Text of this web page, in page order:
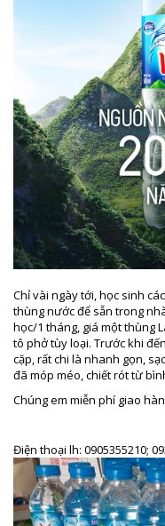
Chỉ vài ngày tới, học sinh
thùng nước để sẵn trong
học/1 tháng, giá một thùng
tô phở tùy loại. Trước khi
cặp, rất chi là nhanh gọn,
đã móp méo, chiết rót từ
Chúng em miễn phí giao
Điện thoại lh: 0905355210;